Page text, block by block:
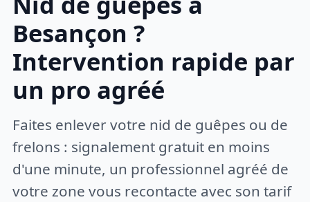
Besançon ?
Intervention rapide par
un pro agréé
Faites enlever votre nid de guêpes ou de
frelons : signalement gratuit en moins
d'une minute, un professionnel agréé de
votre zone vous recontacte avec son tarif